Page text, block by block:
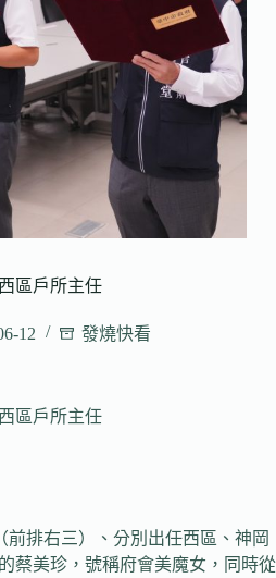
區戶所主任
12 發燒快看
區戶所主任
前排右三）、分別出任西區、神岡
蔡美珍，號稱府會美魔女，同時從